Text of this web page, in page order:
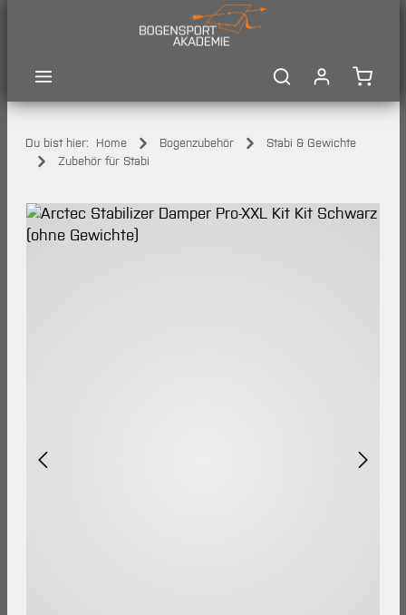
Du bist hier: Home Bogenzubehör
Stabi & Gewichte
Zubehör für Stabi
Bildergalerie überspringen